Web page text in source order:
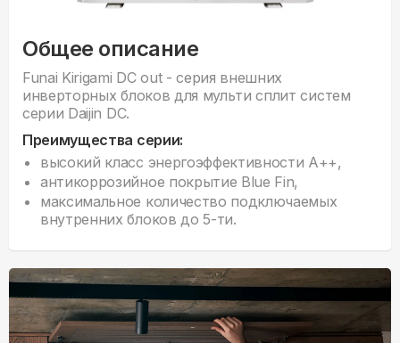
Общее описание
Funai Kirigami DC out - серия внешних
инверторных блоков для мульти сплит систем
серии Daijin DC.
Преимущества серии:
высокий класс энергоэффективности А++,
антикоррозийное покрытие Blue Fin,
максимальное количество подключаемых
внутренних блоков до 5-ти.